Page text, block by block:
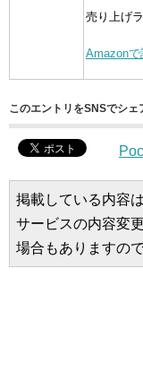
売り上げ
Amazonで
このエントリをSNSでシェ
掲載している内容
サービスの内容変
場合もありますの